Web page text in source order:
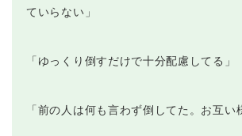
ていらない」
「ゆっくり倒すだけで十分配慮してる」
「前の人は何も言わず倒してた。お互い